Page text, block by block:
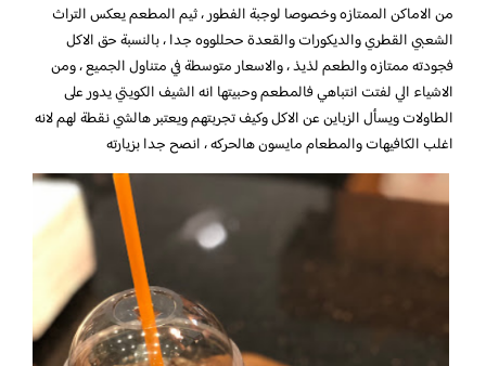
من الاماكن الممتازه وخصوصا لوجبة الفطور ، ثيم المطعم يعكس التراث
الشعبي القطري والديكورات والقعدة ححللووه جدا ، بالنسبة حق الاكل
فجودته ممتازه والطعم لذيذ ، والاسعار متوسطة في متناول الجميع ، ومن
الاشياء الي لفتت انتباهي فالمطعم وحبيتها انه الشيف الكويتي يدور على
الطاولات ويسأل الزباين عن الاكل وكيف تجربتهم ويعتبر هالشي نقطة لهم لانه
اغلب الكافيهات والمطعام مايسون هالحركه ، انصح جدا بزيارته